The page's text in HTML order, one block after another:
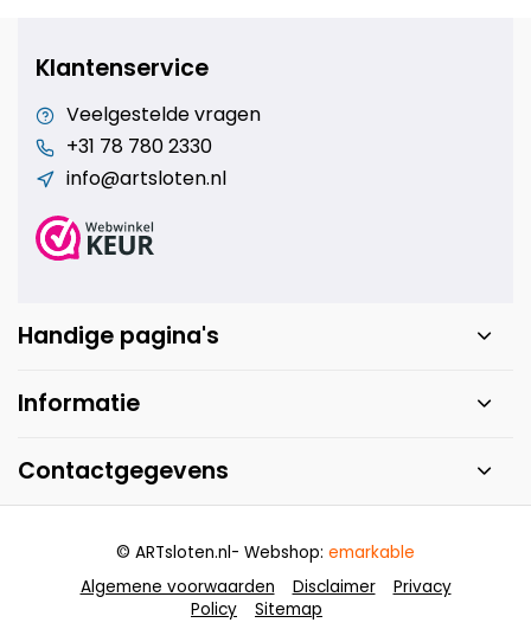
Klantenservice
Veelgestelde vragen
+31 78 780 2330
info@artsloten.nl
Handige pagina's
Informatie
Contactgegevens
Algemene voorwaarden Disclaimer
Privacy
Policy
Sitemap
© ARTsloten.nl- Webshop: emarkable